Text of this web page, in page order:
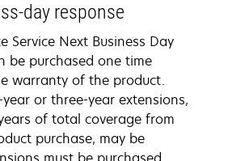
day response
Service Next Business Day
be purchased one time
warranty of the product.
or three-year extensions,
of total coverage from
purchase, may be